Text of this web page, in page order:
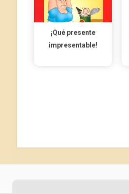
¡Qué presente
impresentable!